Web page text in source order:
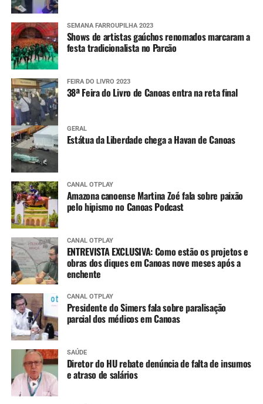
SEMANA FARROUPILHA 2023
Shows de artistas gaúchos renomados marcaram a
festa tradicionalista no Parcão
FEIRA DO LIVRO 2023
38ª Feira do Livro de Canoas entra na reta final
GERAL
Estátua da Liberdade chega a Havan de Canoas
CANAL OTPLAY
Amazona canoense Martina Zoé fala sobre paixão
pelo hipismo no Canoas Podcast
CANAL OTPLAY
ENTREVISTA EXCLUSIVA: Como estão os projetos e
obras dos diques em Canoas nove meses após a
enchente
CANAL OTPLAY
Presidente do Simers fala sobre paralisação
parcial dos médicos em Canoas
SAÚDE
Diretor do HU rebate denúncia de falta de insumos
e atraso de salários